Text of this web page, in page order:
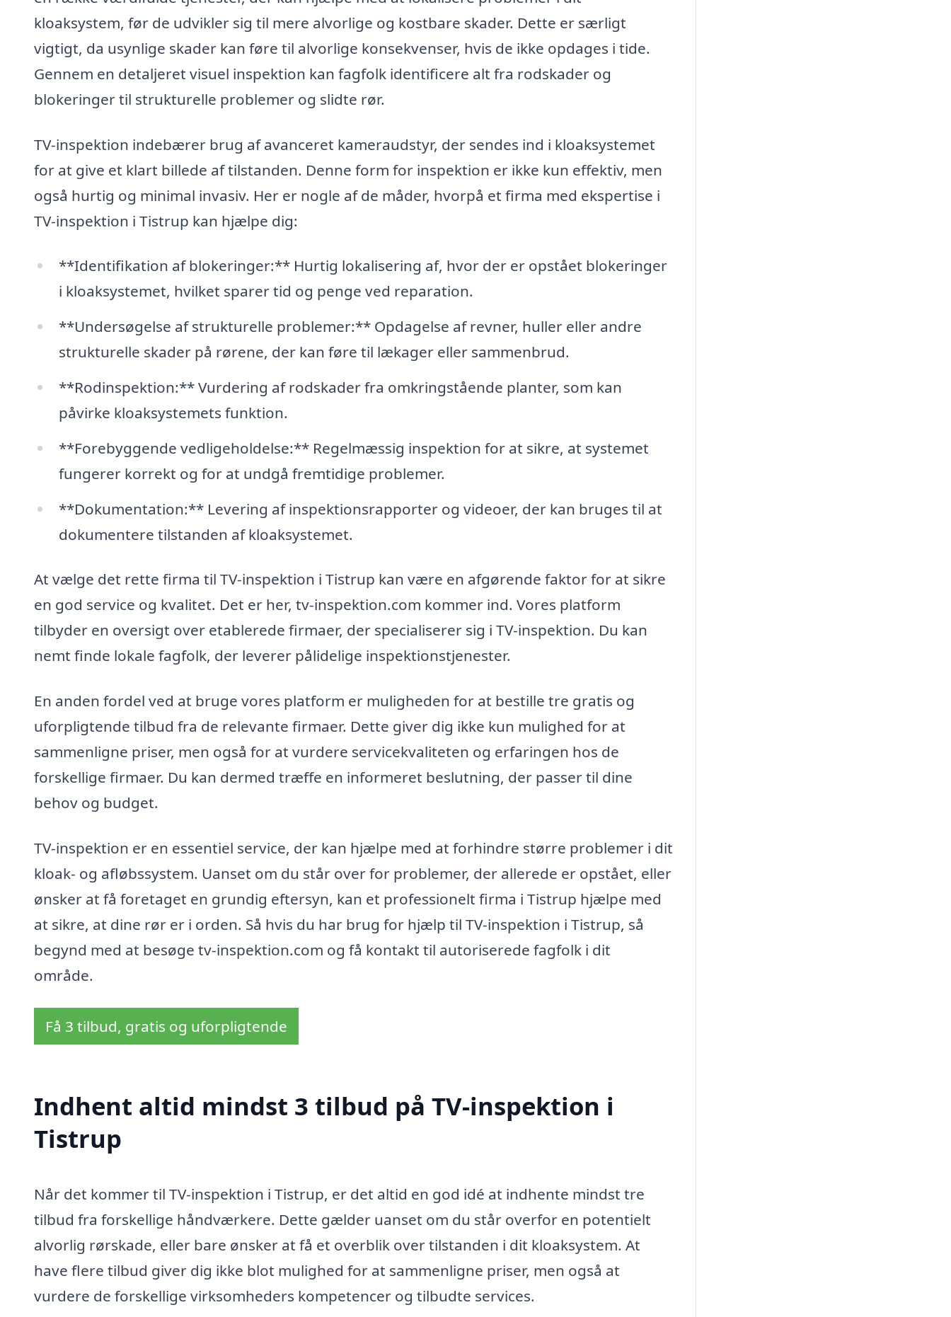
kloaksystem, før de udvikler sig til mere alvorlige og kostbare skader. Dette er særligt
vigtigt, da usynlige skader kan føre til alvorlige konsekvenser, hvis de ikke opdages i tide.
Gennem en detaljeret visuel inspektion kan fagfolk identificere alt fra rodskader og
blokeringer til strukturelle problemer og slidte rør.
TV-inspektion indebærer brug af avanceret kameraudstyr, der sendes ind i kloaksystemet
for at give et klart billede af tilstanden. Denne form for inspektion er ikke kun effektiv, men
også hurtig og minimal invasiv. Her er nogle af de måder, hvorpå et firma med ekspertise i
TV-inspektion i Tistrup kan hjælpe dig:
**Identifikation af blokeringer:** Hurtig lokalisering af, hvor der er opstået blokeringer
i kloaksystemet, hvilket sparer tid og penge ved reparation.
**Undersøgelse af strukturelle problemer:** Opdagelse af revner, huller eller andre
strukturelle skader på rørene, der kan føre til lækager eller sammenbrud.
**Rodinspektion:** Vurdering af rodskader fra omkringstående planter, som kan
påvirke kloaksystemets funktion.
**Forebyggende vedligeholdelse:** Regelmæssig inspektion for at sikre, at systemet
fungerer korrekt og for at undgå fremtidige problemer.
**Dokumentation:** Levering af inspektionsrapporter og videoer, der kan bruges til at
dokumentere tilstanden af kloaksystemet.
At vælge det rette firma til TV-inspektion i Tistrup kan være en afgørende faktor for at sikre
en god service og kvalitet. Det er her, tv-inspektion.com kommer ind. Vores platform
tilbyder en oversigt over etablerede firmaer, der specialiserer sig i TV-inspektion. Du kan
nemt finde lokale fagfolk, der leverer pålidelige inspektionstjenester.
En anden fordel ved at bruge vores platform er muligheden for at bestille tre gratis og
uforpligtende tilbud fra de relevante firmaer. Dette giver dig ikke kun mulighed for at
sammenligne priser, men også for at vurdere servicekvaliteten og erfaringen hos de
forskellige firmaer. Du kan dermed træffe en informeret beslutning, der passer til dine
behov og budget.
TV-inspektion er en essentiel service, der kan hjælpe med at forhindre større problemer i dit
kloak- og afløbssystem. Uanset om du står over for problemer, der allerede er opstået, eller
ønsker at få foretaget en grundig eftersyn, kan et professionelt firma i Tistrup hjælpe med
at sikre, at dine rør er i orden. Så hvis du har brug for hjælp til TV-inspektion i Tistrup, så
begynd med at besøge tv-inspektion.com og få kontakt til autoriserede fagfolk i dit
område.
Få 3 tilbud, gratis og uforpligtende
Indhent altid mindst 3 tilbud på TV-inspektion i
Tistrup
Når det kommer til TV-inspektion i Tistrup, er det altid en god idé at indhente mindst tre
tilbud fra forskellige håndværkere. Dette gælder uanset om du står overfor en potentielt
alvorlig rørskade, eller bare ønsker at få et overblik over tilstanden i dit kloaksystem. At
have flere tilbud giver dig ikke blot mulighed for at sammenligne priser, men også at
vurdere de forskellige virksomheders kompetencer og tilbudte services.